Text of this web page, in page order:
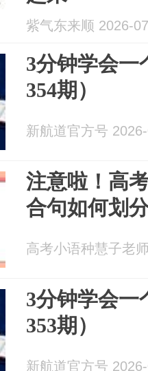
紫气东来顺 2026-
3分钟学会一
354期）
新航道官方号
注意啦！高
合句如何划
高考小语种慧子老
3分钟学会一
353期）
新航道官方号